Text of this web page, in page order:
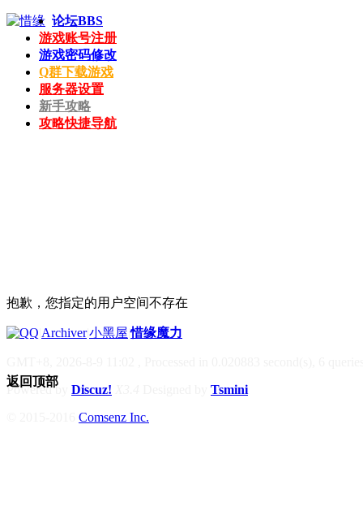
论坛BBS
游戏账号注册
游戏密码修改
Q群下载游戏
服务器设置
新手攻略
攻略快捷导航
抱歉，您指定的用户空间不存在
Archiver|小黑屋|惜缘魔力
Powered by Discuz!
Tsmini
Comsenz Inc.
返回顶部